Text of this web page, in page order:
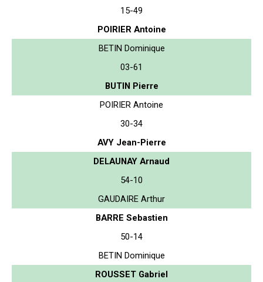
15-49
POIRIER Antoine
BETIN Dominique
03-61
BUTIN Pierre
POIRIER Antoine
30-34
AVY Jean-Pierre
DELAUNAY Arnaud
54-10
GAUDAIRE Arthur
BARRE Sebastien
50-14
BETIN Dominique
ROUSSET Gabriel